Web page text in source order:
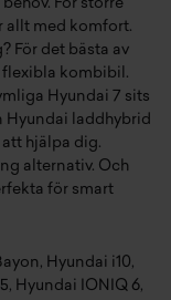
För större
allt med komfort.
För det bästa av
flexibla kombibil.
Hyundai 7 sits
Hyundai laddhybrid
hjälpa dig.
alternativ. Och
för smart
, Hyundai i10,
, Hyundai IONIQ 6,